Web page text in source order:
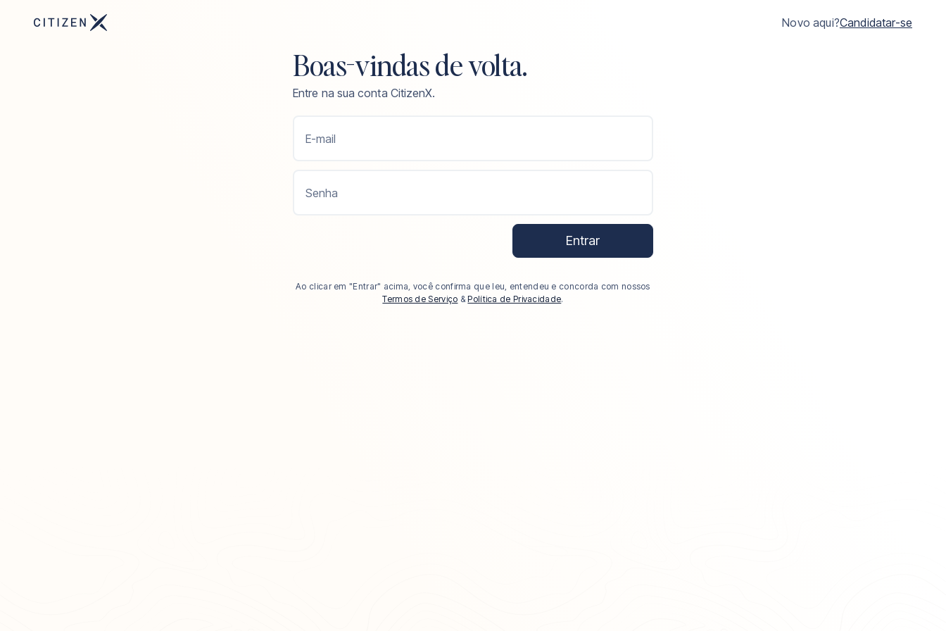
Novo aqui?Candidatar-se
Boas-vindas de volta.
Entre na sua conta CitizenX.
E-mail
Senha
Entrar
Ao clicar em "Entrar" acima, você confirma que leu, entendeu e concorda com nossos
Termos de Serviço & Política de Privacidade.